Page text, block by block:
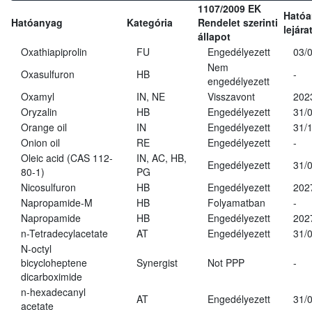
Hatóanyag Kategória
1107/2009 EK
Rendelet szerinti
állapot
Oxathiapiprolin
FU Engedélyezett
03/
Oxasulfuron
HB
Nem
engedélyezett
-
Oxamyl
IN, NE Visszavont
Oryzalin
HB Engedélyezett
31/
Orange oil
IN Engedélyezett
31/
Onion oil
RE Engedélyezett
-
Oleic acid (CAS 112-
80-1)
IN, AC, HB,
PG
Engedélyezett
31/
Nicosulfuron
HB Engedélyezett
Napropamide-M
HB Folyamatban
-
Napropamide
HB Engedélyezett
n-Tetradecylacetate
AT Engedélyezett
31/
N-octyl
bicycloheptene
dicarboximide
Synergist Not PPP -
n-hexadecanyl
acetate
AT Engedélyezett
31/